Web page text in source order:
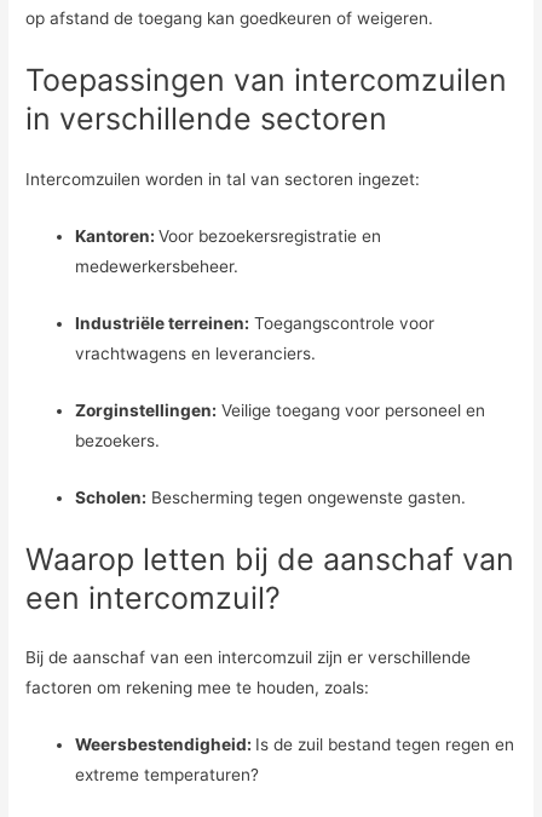
op afstand de toegang kan goedkeuren of weigeren.
Toepassingen van intercomzuilen
in verschillende sectoren
Intercomzuilen worden in tal van sectoren ingezet:
Kantoren:Voor bezoekersregistratie en
medewerkersbeheer.
Industriële terreinen: Toegangscontrole voor
vrachtwagens en leveranciers.
Zorginstellingen: Veilige toegang voor personeel en
bezoekers.
Scholen: Bescherming tegen ongewenste gasten.
Waarop letten bij de aanschaf van
een intercomzuil?
Bij de aanschaf van een intercomzuil zijn er verschillende
factoren om rekening mee te houden, zoals:
Weersbestendigheid: Is de zuil bestand tegen regen en
extreme temperaturen?